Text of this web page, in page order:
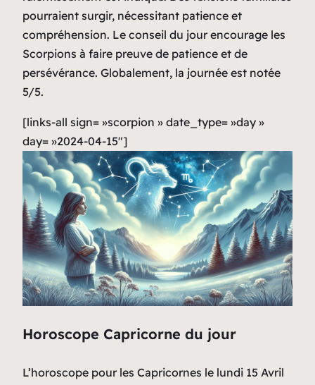
pourraient surgir, nécessitant patience et
compréhension. Le conseil du jour encourage les
Scorpions à faire preuve de patience et de
persévérance. Globalement, la journée est notée
5/5.
[links-all sign= »scorpion » date_type= »day »
day= »2024-04-15″]
Horoscope Capricorne du jour
L’horoscope pour les Capricornes le lundi 15 Avril